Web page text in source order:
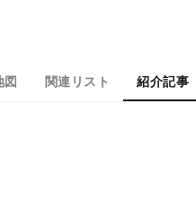
図 関連リスト 紹介記事